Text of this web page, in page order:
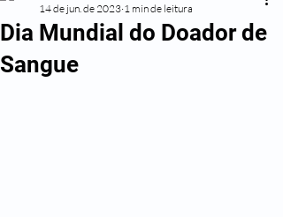
Dia Mundial do Doador de
Sangue
14 de jun. de 2023 1 min de leitura